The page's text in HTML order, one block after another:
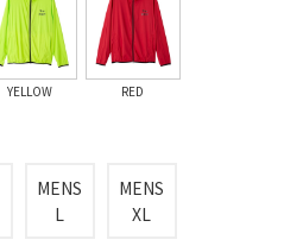
YELLOW RED
MENS
L
MENS
XL